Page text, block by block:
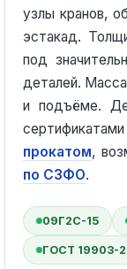
узлы кранов,
эстакад.
под
деталей.
и подъёме.
прокатом,
по СЗФО.
09Г2С-15
ГОСТ 19903-